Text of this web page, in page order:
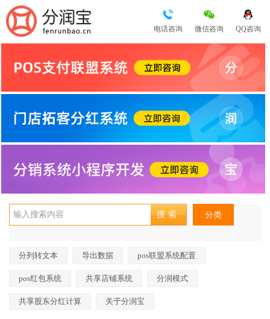
QQ咨询
微信咨询
电话咨询
分类
分列转文本 导出数据 pos联盟系统配置
pos红包系统 共享店铺系统 分润模式
共享股东分红计算 关于分润宝